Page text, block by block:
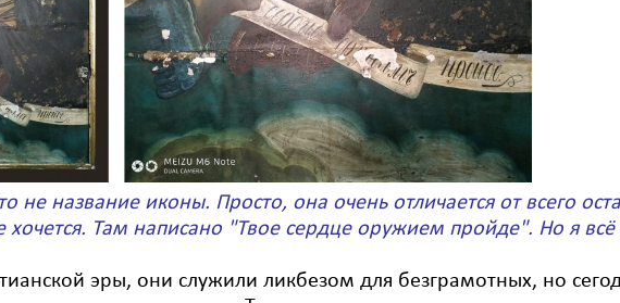
не название иконы. Просто, она очень отличается от всего
хочется. Там написано "Твое сердце оружием пройде". Но я всё
эры, они служили ликбезом для безграмотных, но